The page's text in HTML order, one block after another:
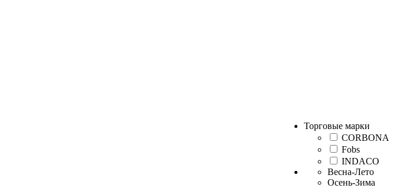
Торговые марки
CORBONA
Fobs
INDACO
Весна-Лето
Осень-Зима